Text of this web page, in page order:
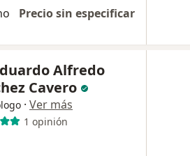
Precio sin especificar
Alfredo
Cavero
· Ver más
1 opinión